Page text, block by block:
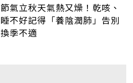
節氣立秋天氣熱又燥！乾咳、
睡不好記得「養陰潤肺」告別
換季不適